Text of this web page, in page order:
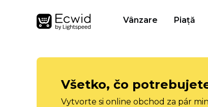
Vânzare Piață
Všetko, čo
Vytvorte si online obchod za pár